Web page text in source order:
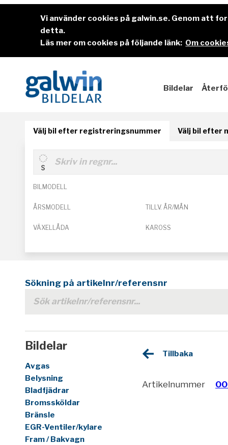
Vi använder cookies på galwin.se. Genom att
detta.
Läs mer om cookies på följande länk: Om
Bildelar
Välj bil efter registreringsnummer Välj bil efter
BILMODELL
ÅRSMODELL TILLV. ÅR/MÅN
VÄXELLÅDA KAROSS
Sökning på artikelnr/referensnr
Bildelar
Avgas
Belysning
Bladfjädrar
Bromssköldar
Bränsle
EGR-Ventiler/kylare
Fram / Bakvagn
Tillbaka
Artikelnummer